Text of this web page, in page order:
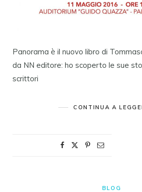
Panorama è il nuovo libro di
da NN editore: ho scoperto le sue
scrittori
CONTINUA A
BLOG